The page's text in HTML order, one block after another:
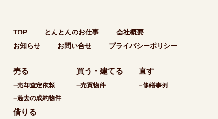
TOP とんとんのお仕事
会社概要
お知らせ
お問い合せ プライバシーポリシー
売る
−売却査定依頼
−過去の成約物件
買う・建てる
−売買物件
直す
−修繕事例
借りる